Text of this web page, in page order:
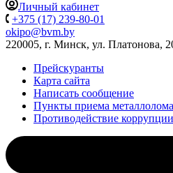
Личный кабинет
+375 (17) 239-80-01
okipo@bvm.by
220005, г. Минск, ул. Платонова,
Прейскуранты
Карта сайта
Написать сообщение
Пункты приема металлолома
Противодействие коррупции